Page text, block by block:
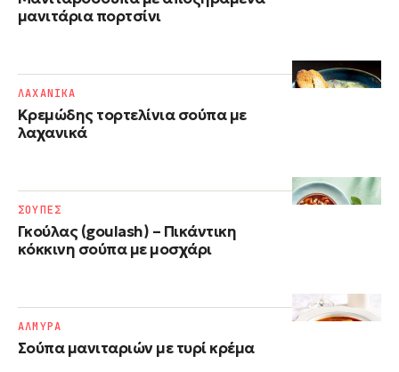
μανιτάρια πορτσίνι
Κρεμώδης τορτελίνια σούπα με
λαχανικά
ΛΑΧΑΝΙΚΑ
Γκούλας (goulash) – Πικάντικη
κόκκινη σούπα με μοσχάρι
ΣΟΥΠΕΣ
Σούπα μανιταριών με τυρί κρέμα
ΑΛΜΥΡΑ